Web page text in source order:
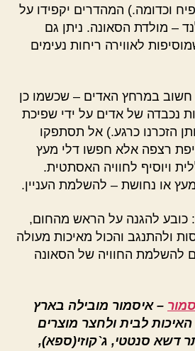
וכדומה.) המהדרים יקפידו על
– מולדת הסאונה. ניתן גם
לאווירה ריחות נעימים
חשוב במרחץ האדים – שכשמו כן
נכבדה של אדים על ידי שפיכת
הזכרנו כרגע.) אל תסתפקו
רצפה אלא חפשו דלי מעץ
ויוסיף לחוויה האסתטית.
או נחושת – להשלמת העניין.
כובע להגנה על הראש מהחום,
ולהתנגב והכול מאיכות מעולה
להשלמת החוויה של הסאונה
– איסמור מובילה בארץ
לבית ולחצר מוצרים
דשא סנטטי, ג`קוזי(ספא),